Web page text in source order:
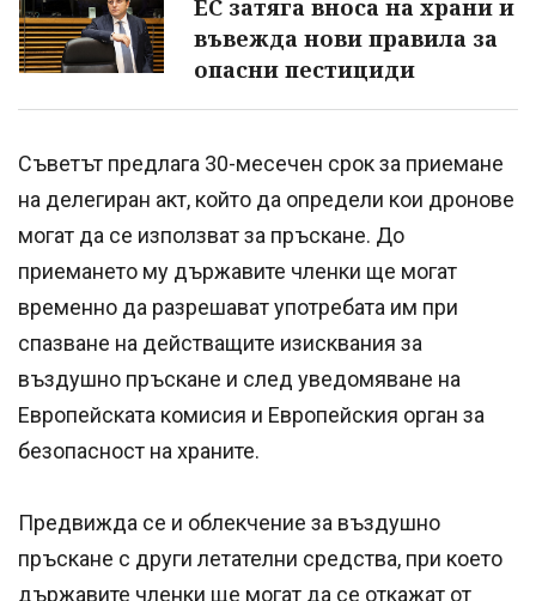
ЕС затяга вноса на храни и
въвежда нови правила за
опасни пестициди
Съветът предлага 30-месечен срок за приемане
на делегиран акт, който да определи кои дронове
могат да се използват за пръскане. До
приемането му държавите членки ще могат
временно да разрешават употребата им при
спазване на действащите изисквания за
въздушно пръскане и след уведомяване на
Европейската комисия и Европейския орган за
безопасност на храните.
Предвижда се и облекчение за въздушно
пръскане с други летателни средства, при което
държавите членки ще могат да се откажат от